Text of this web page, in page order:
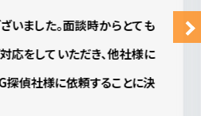
てもありがたかったです。
での連絡してもらい安心して